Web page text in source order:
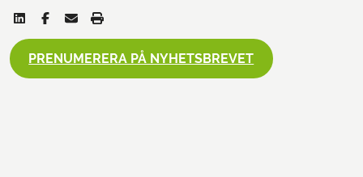
PRENUMERERA PÅ NYHETSBREVET